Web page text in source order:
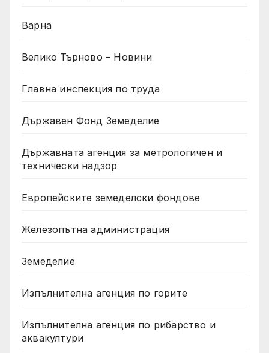
Варна
Велико Търново – Новини
Главна инспекция по труда
Държавен Фонд Земеделие
Държавната агенция за метрологичен и
технически надзор
Европейските земеделски фондове
Железопътна администрация
Земеделие
Изпълнителна агенция по горите
Изпълнителна агенция по рибарство и
аквакултури